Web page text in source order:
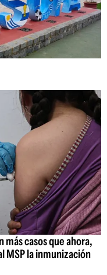
casos que ahora,
MSP la inmunización